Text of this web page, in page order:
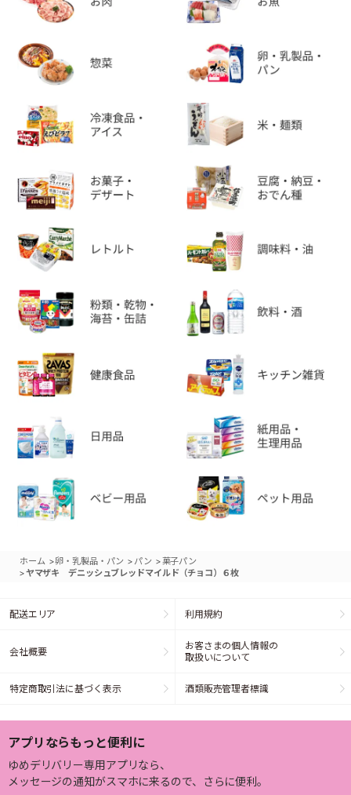
ホーム >卵・乳製品・パン > パン >菓子パン
>ヤマザキ デニッシュブレッドマイルド（チョコ）６枚
配送エリア 利用規約
会社概要
お客さまの個人情報の
取扱いについて
特定商取引法に基づく表示 酒類販売管理者標識
アプリならもっと便利に
ゆめデリバリー専用アプリなら、
メッセージの通知がスマホに来るので、さらに便利。